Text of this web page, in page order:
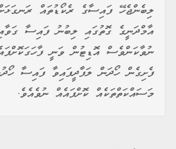
ލިބެންޖެހޭ ފައިސާގެ ރެކޯޑުތައް
އާމްދަނީގެ ގޮތުގައި ލިބުނު ފައިސާ
ނުވާކަންވެސް އޮޑިޓުން ވަނީ
ފެށިގެން ހޯދަން ލަފާދީފައިވާ ފައިސާ
މަސައްކަތްތަކެއް ކޮށްފައެއް ނުވެއެވެ.